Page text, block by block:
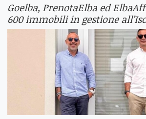
Goelba, PrenotaElba ed
600 immobili in gestione